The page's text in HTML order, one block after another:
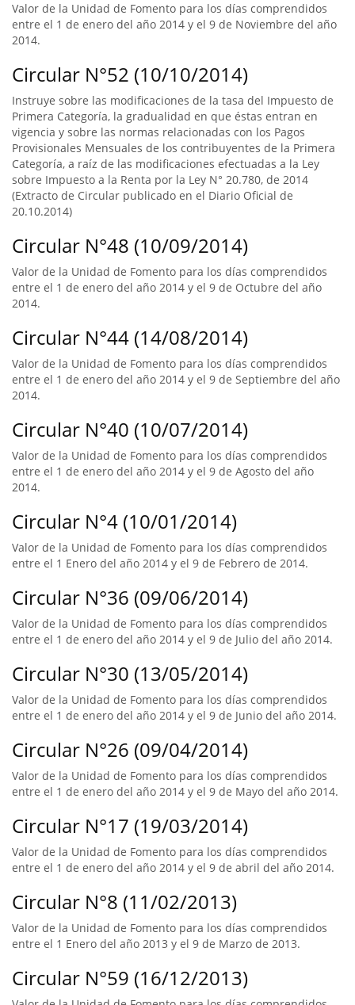
Valor de la Unidad de Fomento para los días comprendidos
entre el 1 de enero del año 2014 y el 9 de Noviembre del año
2014.
Circular N°52 (10/10/2014)
Instruye sobre las modificaciones de la tasa del Impuesto de
Primera Categoría, la gradualidad en que éstas entran en
vigencia y sobre las normas relacionadas con los Pagos
Provisionales Mensuales de los contribuyentes de la Primera
Categoría, a raíz de las modificaciones efectuadas a la Ley
sobre Impuesto a la Renta por la Ley N° 20.780, de 2014
(Extracto de Circular publicado en el Diario Oficial de
20.10.2014)
Circular N°48 (10/09/2014)
Valor de la Unidad de Fomento para los días comprendidos
entre el 1 de enero del año 2014 y el 9 de Octubre del año
2014.
Circular N°44 (14/08/2014)
Valor de la Unidad de Fomento para los días comprendidos
entre el 1 de enero del año 2014 y el 9 de Septiembre del año
2014.
Circular N°40 (10/07/2014)
Valor de la Unidad de Fomento para los días comprendidos
entre el 1 de enero del año 2014 y el 9 de Agosto del año
2014.
Circular N°4 (10/01/2014)
Valor de la Unidad de Fomento para los días comprendidos
entre el 1 Enero del año 2014 y el 9 de Febrero de 2014.
Circular N°36 (09/06/2014)
Valor de la Unidad de Fomento para los días comprendidos
entre el 1 de enero del año 2014 y el 9 de Julio del año 2014.
Circular N°30 (13/05/2014)
Valor de la Unidad de Fomento para los días comprendidos
entre el 1 de enero del año 2014 y el 9 de Junio del año 2014.
Circular N°26 (09/04/2014)
Valor de la Unidad de Fomento para los días comprendidos
entre el 1 de enero del año 2014 y el 9 de Mayo del año 2014.
Circular N°17 (19/03/2014)
Valor de la Unidad de Fomento para los días comprendidos
entre el 1 de enero del año 2014 y el 9 de abril del año 2014.
Circular N°8 (11/02/2013)
Valor de la Unidad de Fomento para los días comprendidos
entre el 1 Enero del año 2013 y el 9 de Marzo de 2013.
Circular N°59 (16/12/2013)